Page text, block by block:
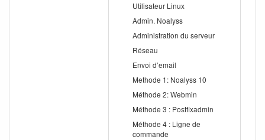
Utilisateur Linux
Admin. Noalyss
Administration du serveur
Réseau
Envoi d’email
Methode 1: Noalyss 10
Méthode 2: Webmin
Méthode 3 : Postfixadmin
Méthode 4 : Ligne de
commande